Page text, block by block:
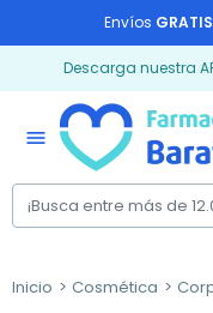
Envíos GRATIS
Descarga nuestra
menu
Inicio Cosmética